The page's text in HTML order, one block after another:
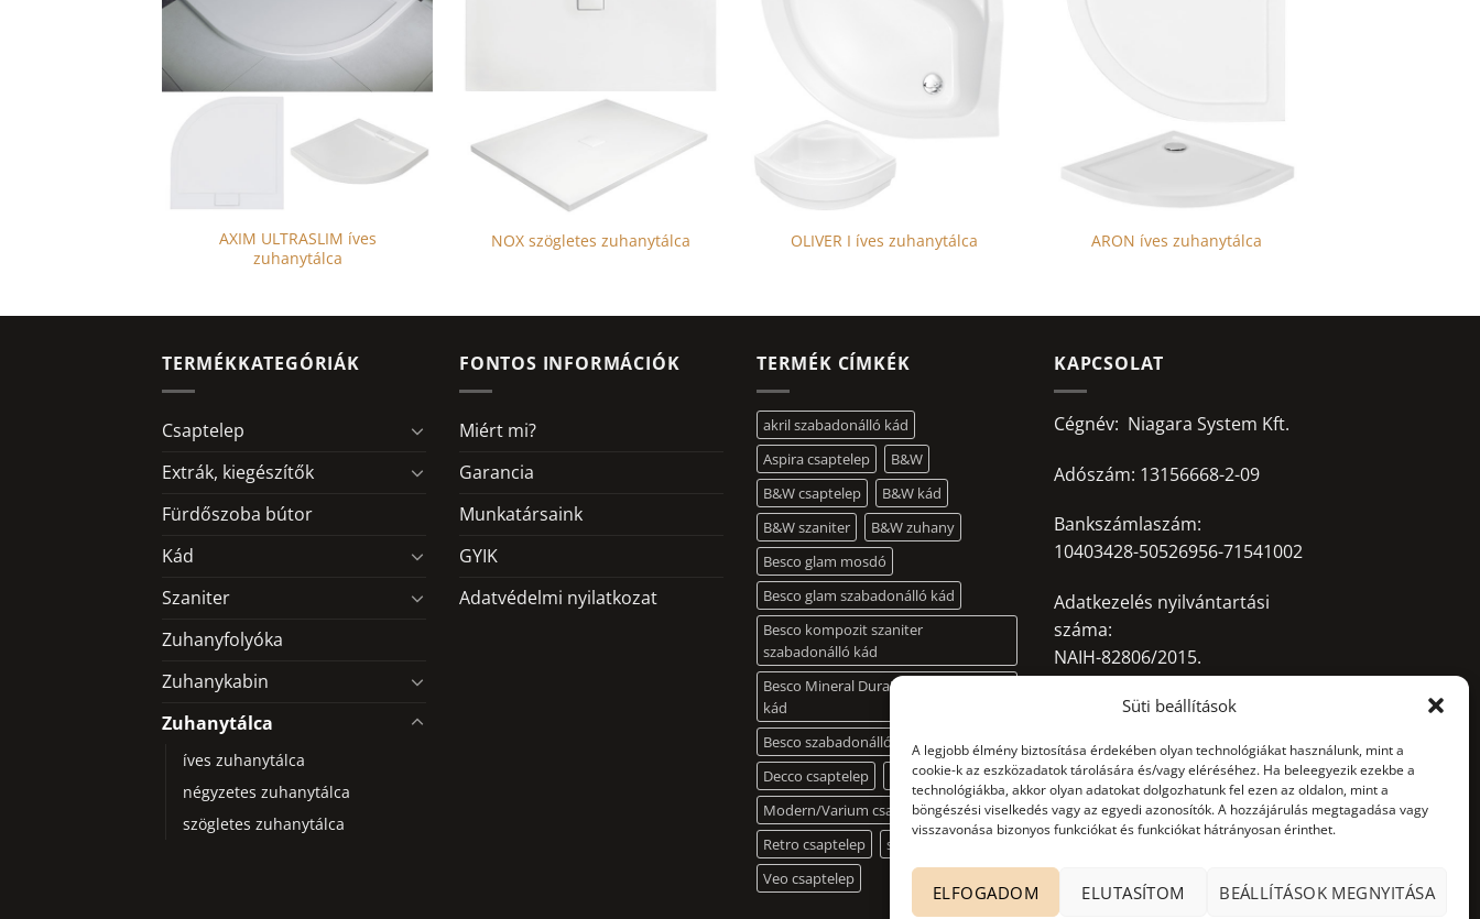
Süti beállítások
A legjobb élmény biztosítása érdekében olyan technológiákat használunk, mint a
cookie-k az eszközadatok tárolására és/vagy eléréséhez. Ha beleegyezik ezekbe a
technológiákba, akkor olyan adatokat dolgozhatunk fel ezen az oldalon, mint a
böngészési viselkedés vagy az egyedi azonosítók. A hozzájárulás megtagadása vagy
visszavonása bizonyos funkciókat és funkciókat hátrányosan érinthet.
ELFOGADOM ELUTASÍTOM BEÁLLÍTÁSOK MEGNYITÁSA
AXIM ULTRASLIM íves
zuhanytálca
NOX szögletes zuhanytálca OLIVER I íves zuhanytálca ARON íves zuhanytálca
TERMÉKKATEGÓRIÁK
Csaptelep
Extrák, kiegészítők
Fürdőszoba bútor
Kád
Szaniter
Zuhanyfolyóka
Zuhanykabin
Zuhanytálca
íves zuhanytálca
négyzetes zuhanytálca
szögletes zuhanytálca
FONTOS INFORMÁCIÓK
Miért mi?
Garancia
Munkatársaink
GYIK
Adatvédelmi nyilatkozat
TERMÉK CÍMKÉK
akril szabadonálló kád
Aspira csaptelep
B&W
B&W csaptelep
B&W kád
B&W szaniter
B&W zuhany
Besco glam mosdó
Besco glam szabadonálló kád
Besco kompozit szaniter
szabadonálló kád
Besco Mineral DuraBe szabadonálló
kád
Besco szabadonálló mosdó
Decco csaptelep
Illusion csaptelep
Modern/Varium csaptelep
Retro csaptelep
slim kád
Veo csaptelep
KAPCSOLAT
Cégnév: Niagara System Kft.
Adószám: 13156668-2-09
Bankszámlaszám:
10403428-50526956-71541002
Adatkezelés nyilvántartási
száma:
NAIH-82806/2015.
office@niagarasystem.hu
+36 70 940 2907
4030 Debrecen, Mikepércsi út
132.